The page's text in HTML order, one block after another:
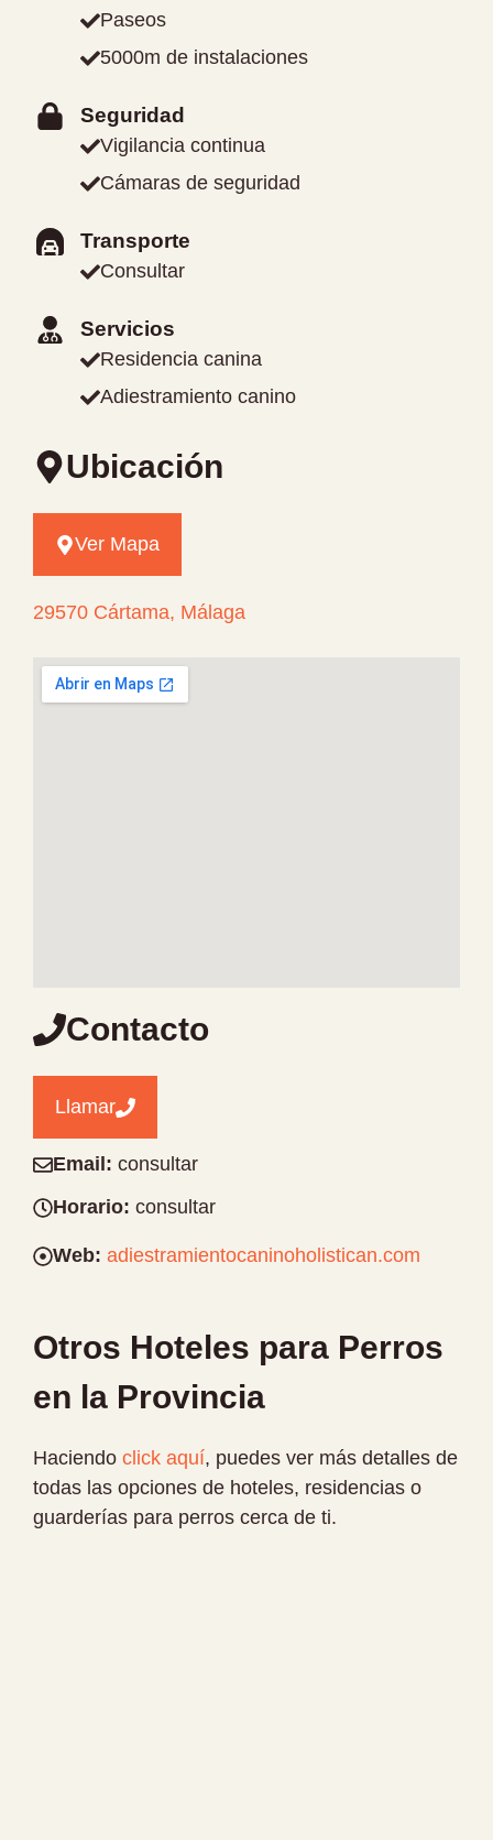
Paseos
5000m de instalaciones
Seguridad
Vigilancia continua
Cámaras de seguridad
Transporte
Consultar
Servicios
Residencia canina
Adiestramiento canino
Ubicación
Ver Mapa
29570 Cártama, Málaga
Contacto
Llamar
Email: consultar
Horario: consultar
Web: adiestramientocaninoholistican.com
Otros Hoteles para Perros
en la Provincia
Haciendo click aquí, puedes ver más detalles de
todas las opciones de hoteles, residencias o
guarderías para perros cerca de ti.